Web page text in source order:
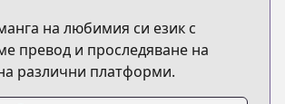
на любимия си език с
превод и проследяване на
различни платформи.